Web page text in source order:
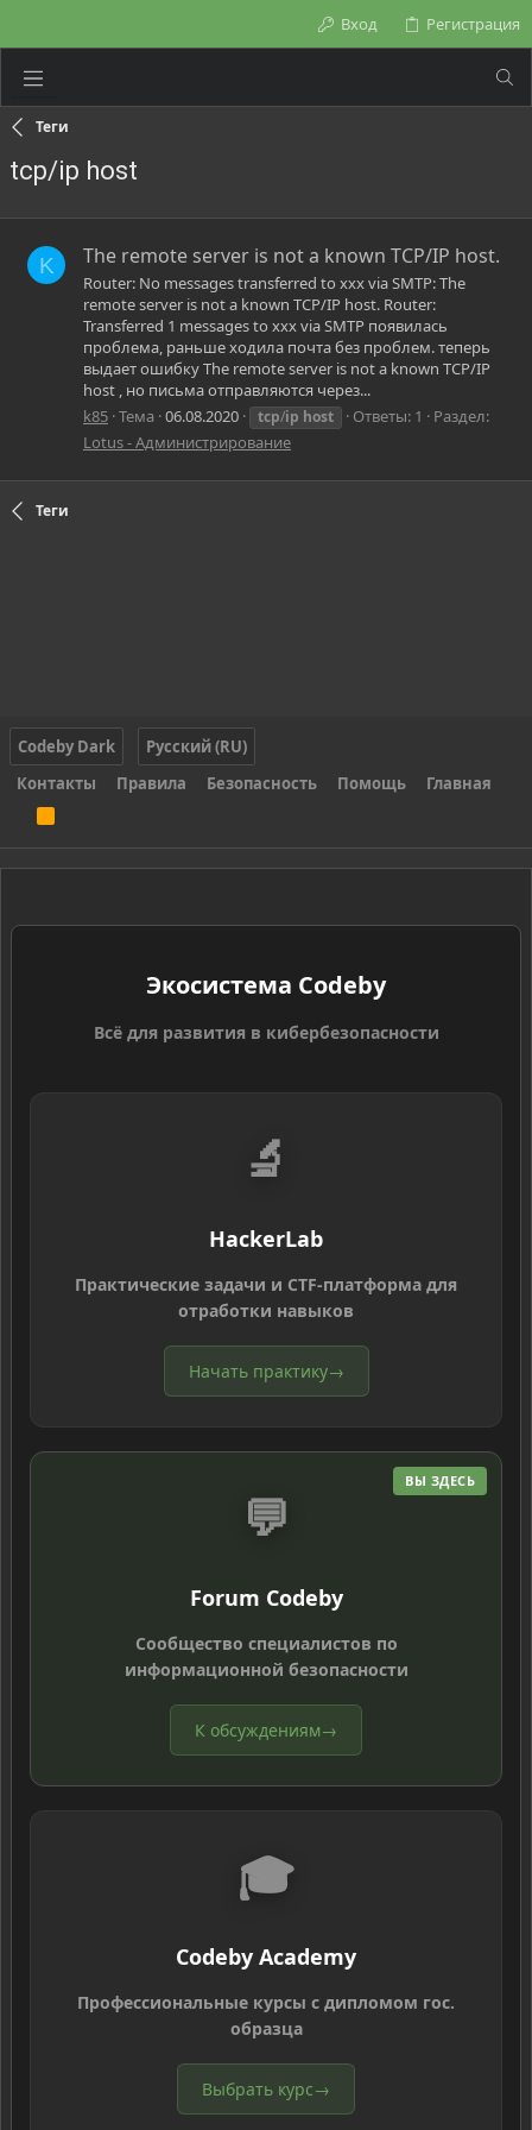
Вход Регистрация
Теги
tcp/ip host
K The remote server is not a known TCP/IP host.
Router: No messages transferred to ххх via SMTP: The
remote server is not a known TCP/IP host. Router:
Transferred 1 messages to ххх via SMTP появилась
проблема, раньше ходила почта без проблем. теперь
выдает ошибку The remote server is not a known TCP/IP
host , но письма отправляются через...
k85 Тема 06.08.2020 tcp/ip host Ответы: 1
Раздел:
Lotus - Администрирование
Теги
Codeby Dark
Русский (RU)
Контакты
Правила Безопасность Помощь Главная
S
Экосистема Codeby
Всё для развития в кибербезопасности
🔬
HackerLab
Практические задачи и CTF-платформа для
отработки навыков
Начать практику→
ВЫ ЗДЕСЬ
💬
Forum Codeby
Сообщество специалистов по
информационной безопасности
К обсуждениям→
🎓
Codeby Academy
Профессиональные курсы с дипломом гос.
образца
Выбрать курс→